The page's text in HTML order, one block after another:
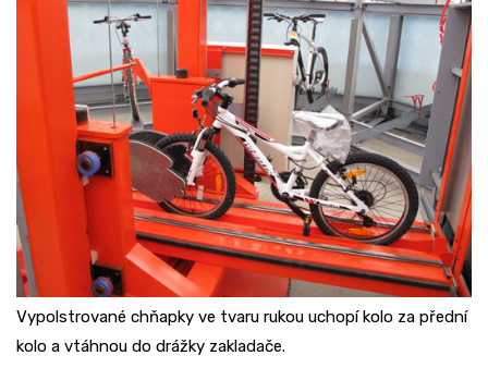
Vypolstrované chňapky ve tvaru rukou uchopí kolo za přední
kolo a vtáhnou do drážky zakladače.